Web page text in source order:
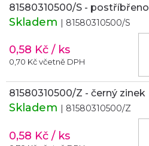
81580310500/S - postříbřeno
Skladem | 81580310500/S
0,58 Kč / ks
0,70 Kč včetně DPH
81580310500/Z - černý zinek
Skladem | 81580310500/Z
0,58 Kč / ks